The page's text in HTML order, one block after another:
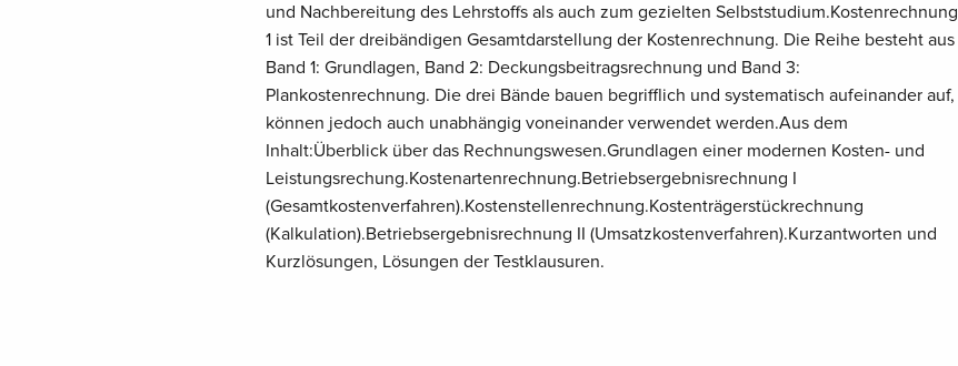
und Nachbereitung des Lehrstoffs als auch zum gezielten Selbststudium.Kostenrechnung
1 ist Teil der dreibändigen Gesamtdarstellung der Kostenrechnung. Die Reihe besteht aus
Band 1: Grundlagen, Band 2: Deckungsbeitragsrechnung und Band 3:
Plankostenrechnung. Die drei Bände bauen begrifflich und systematisch aufeinander auf,
können jedoch auch unabhängig voneinander verwendet werden.Aus dem
Inhalt:Überblick über das Rechnungswesen.Grundlagen einer modernen Kosten- und
Leistungsrechung.Kostenartenrechnung.Betriebsergebnisrechnung I
(Gesamtkostenverfahren).Kostenstellenrechnung.Kostenträgerstückrechnung
(Kalkulation).Betriebsergebnisrechnung II (Umsatzkostenverfahren).Kurzantworten und
Kurzlösungen, Lösungen der Testklausuren.